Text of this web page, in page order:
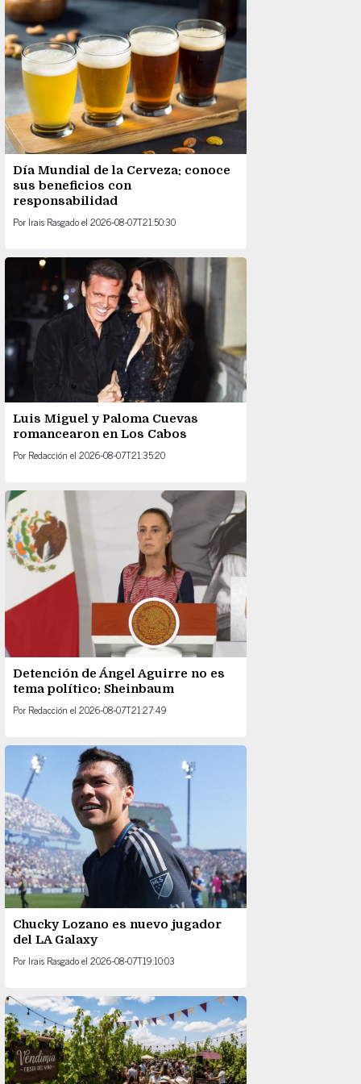
Día Mundial de la Cerveza: conoce
sus beneficios con
responsabilidad
Por Irais Rasgadoel 2026-08-07T21:50:30
Luis Miguel y Paloma Cuevas
romancearon en Los Cabos
Por Redacción el 2026-08-07T21:35:20
Detención de Ángel Aguirre no es
tema político: Sheinbaum
Por Redacción el 2026-08-07T21:27:49
Chucky Lozano es nuevo jugador
del LA Galaxy
Por Irais Rasgadoel 2026-08-07T19:10:03